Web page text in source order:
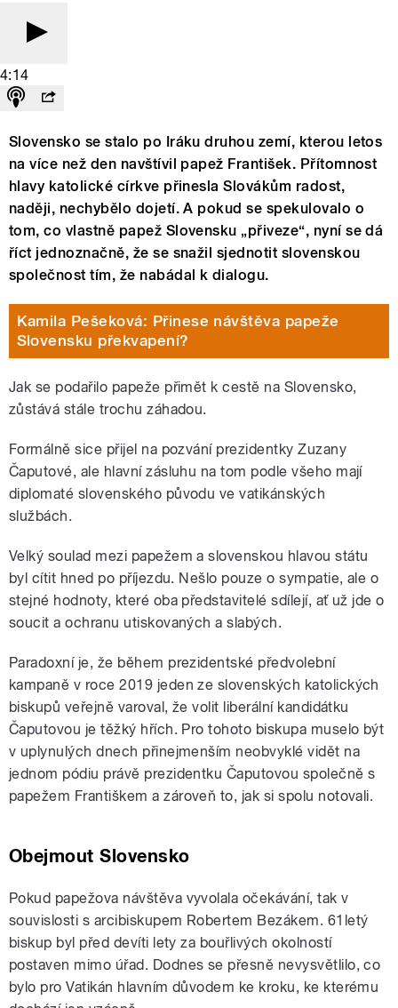
4:14
Slovensko se stalo po Iráku druhou zemí, kterou letos
na více než den navštívil papež František. Přítomnost
hlavy katolické církve přinesla Slovákům radost,
naději, nechybělo dojetí. A pokud se spekulovalo o
tom, co vlastně papež Slovensku „přiveze“, nyní se dá
říct jednoznačně, že se snažil sjednotit slovenskou
společnost tím, že nabádal k dialogu.
Kamila Pešeková: Přinese návštěva papeže
Slovensku překvapení?
Jak se podařilo papeže přimět k cestě na Slovensko,
zůstává stále trochu záhadou.
Formálně sice přijel na pozvání prezidentky Zuzany
Čaputové, ale hlavní zásluhu na tom podle všeho mají
diplomaté slovenského původu ve vatikánských
službách.
Velký soulad mezi papežem a slovenskou hlavou státu
byl cítit hned po příjezdu. Nešlo pouze o sympatie, ale o
stejné hodnoty, které oba představitelé sdílejí, ať už jde o
soucit a ochranu utiskovaných a slabých.
Paradoxní je, že během prezidentské předvolební
kampaně v roce 2019 jeden ze slovenských katolických
biskupů veřejně varoval, že volit liberální kandidátku
Čaputovou je těžký hřích. Pro tohoto biskupa muselo být
v uplynulých dnech přinejmenším neobvyklé vidět na
jednom pódiu právě prezidentku Čaputovou společně s
papežem Františkem a zároveň to, jak si spolu notovali.
Obejmout Slovensko
Pokud papežova návštěva vyvolala očekávání, tak v
souvislosti s arcibiskupem Robertem Bezákem. 61letý
biskup byl před devíti lety za bouřlivých okolností
postaven mimo úřad. Dodnes se přesně nevysvětlilo, co
bylo pro Vatikán hlavním důvodem ke kroku, ke kterému